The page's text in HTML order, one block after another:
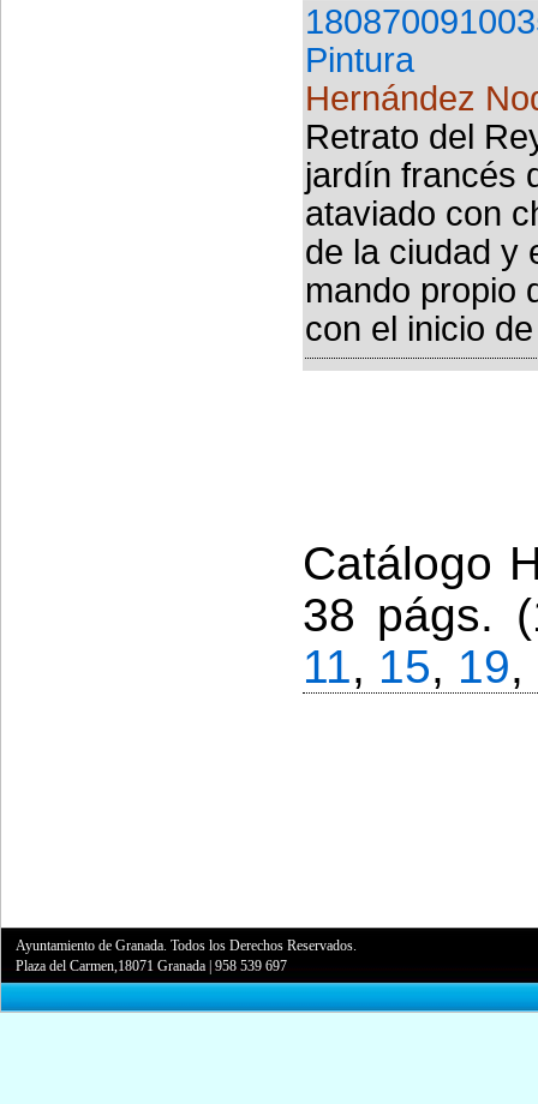
Pintura
Hernández
Retrato del
jardín francés
ataviado con
de la ciudad y
mando propio
con el inicio
Catálogo
38 págs.
11, 15, 19,
Ayuntamiento de Granada. Todos los Derechos Reservados.
Plaza del Carmen,18071 Granada |958 539 697